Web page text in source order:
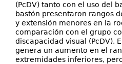
(PcDV) tanto con el uso del
bastón presentaron rangos
y extensión menores en la
comparación con el grupo
discapacidad visual (PcDV).
genera un aumento en el
extremidades inferiores,